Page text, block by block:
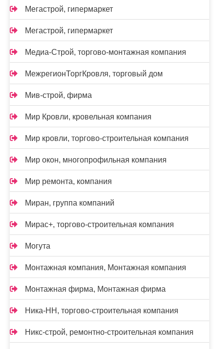
Мегастрой, гипермаркет
Мегастрой, гипермаркет
Медиа-Строй, торгово-монтажная компания
МежрегионТоргКровля, торговый дом
Мив-строй, фирма
Мир Кровли, кровельная компания
Мир кровли, торгово-строительная компания
Мир окон, многопрофильная компания
Мир ремонта, компания
Миран, группа компаний
Мирас+, торгово-строительная компания
Могута
Монтажная компания, Монтажная компания
Монтажная фирма, Монтажная фирма
Ника-НН, торгово-строительная компания
Никс-строй, ремонтно-строительная компания